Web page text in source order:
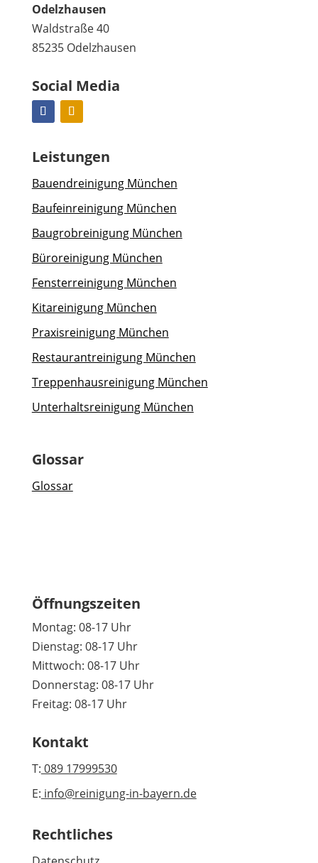
Odelzhausen
Waldstraße 40
85235 Odelzhausen
Social Media
Leistungen
Bauendreinigung München
Baufeinreinigung München
Baugrobreinigung München
Büroreinigung München
Fensterreinigung München
Kitareinigung München
Praxisreinigung München
Restaurantreinigung München
Treppenhausreinigung München
Unterhaltsreinigung München
Glossar
Glossar
Öffnungszeiten
Montag: 08-17 Uhr
Dienstag: 08-17 Uhr
Mittwoch: 08-17 Uhr
Donnerstag: 08-17 Uhr
Freitag: 08-17 Uhr
Kontakt
T: 089 17999530
E: info@reinigung-in-bayern.de
Rechtliches